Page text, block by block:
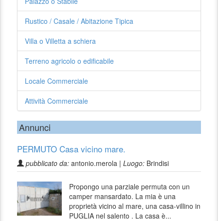
Rustico / Casale / Abitazione Tipica
Villa o Villetta a schiera
Terreno agricolo o edificabile
Locale Commerciale
Attività Commerciale
Annunci
PERMUTO Casa vicino mare.
pubblicato da: antonio.merola | Luogo: Brindisi
Propongo una parziale permuta con un
camper mansardato. La mia è una
proprietà vicino al mare, una casa-villino in
PUGLIA nel salento . La casa è...